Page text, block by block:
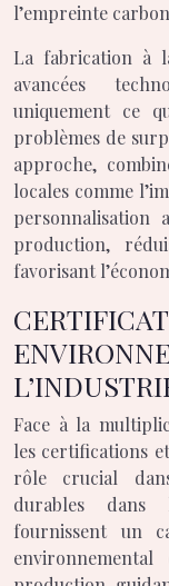
l’empreinte
La fabrication à
avancées
uniquement ce
problèmes de
approche,
locales comme
production,
favorisant
Face à la
les certifications
rôle crucial
durables dans
fournissent un